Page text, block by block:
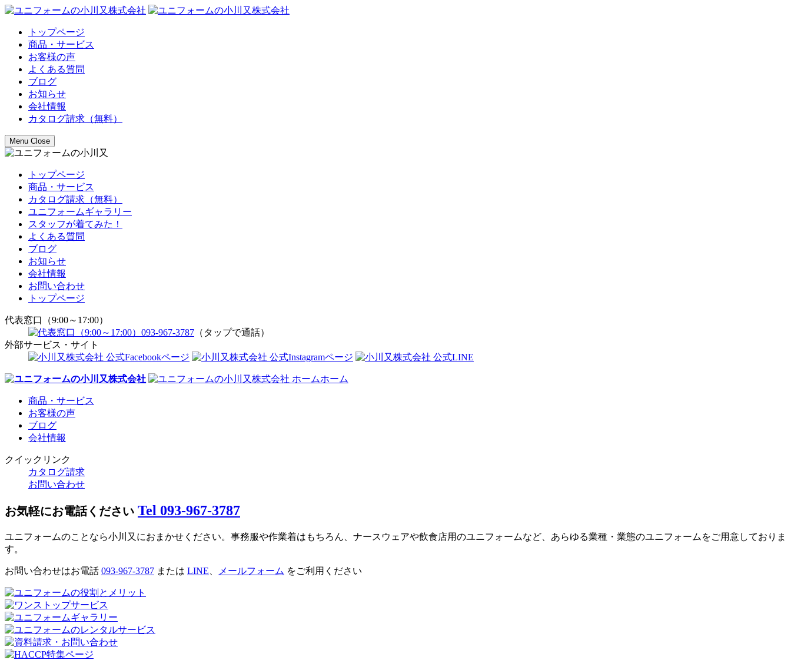
トップページ
商品・サービス
お客様の声
よくある質問
ブログ
お知らせ
会社情報
カタログ請求（無料）
Menu Close
トップページ
商品・サービス
カタログ請求（無料）
ユニフォームギャラリー
スタッフが着てみた！
よくある質問
ブログ
お知らせ
会社情報
お問い合わせ
トップページ
代表窓口（9:00～17:00）
093-967-3787 （タップで通話）
外部サービス・サイト
ホーム
商品・サービス
お客様の声
ブログ
会社情報
クイックリンク
カタログ請求
お問い合わせ
お気軽にお電話ください Tel 093-967-3787
ユニフォームのことなら小川又におまかせください。事務服や作業着はもちろん、ナースウェアや飲食店用のユニフォームなど、あらゆる業種・業態のユニフォームをご用意しておりま
す。
お問い合わせはお電話 093-967-3787 または LINE メールフォーム をご利用ください